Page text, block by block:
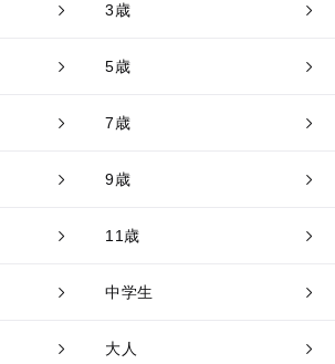
3歳
5歳
7歳
9歳
11歳
中学生
大人